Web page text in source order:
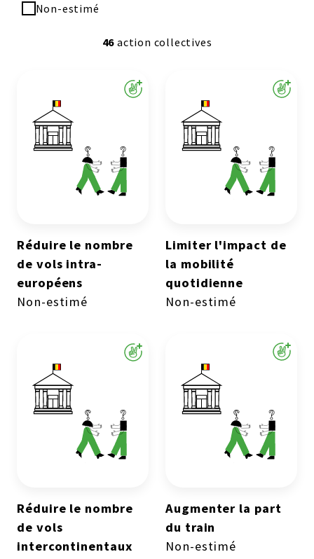
Non-estimé
46 action collectives
Réduire le nombre
de vols intra-
européens
Non-estimé
Limiter l'impact de
la mobilité
quotidienne
Non-estimé
Réduire le nombre
de vols
intercontinentaux
Augmenter la part
du train
Non-estimé